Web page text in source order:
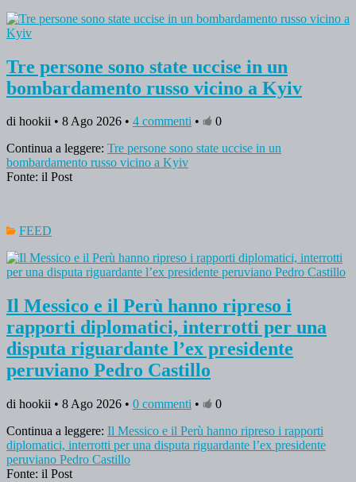
Tre persone sono state uccise in un
bombardamento russo vicino a Kyiv
di hookii • 8 Ago 2026 • 4 commenti •
0
Continua a leggere: Tre persone sono state uccise in un
bombardamento russo vicino a Kyiv
Fonte: il Post
FEED
Il Messico e il Perù hanno ripreso i
rapporti diplomatici, interrotti per una
disputa riguardante l’ex presidente
peruviano Pedro Castillo
di hookii • 8 Ago 2026 • 0 commenti •
0
Continua a leggere: Il Messico e il Perù hanno ripreso i rapporti
diplomatici, interrotti per una disputa riguardante l’ex presidente
peruviano Pedro Castillo
Fonte: il Post